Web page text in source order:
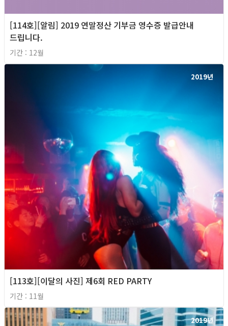
[114호][알림] 2019 연말정산 기부금 영수증 발급안내
드립니다.
기간 : 12월
2019년
[113호][이달의 사진] 제6회 RED PARTY
기간 : 11월
2019년